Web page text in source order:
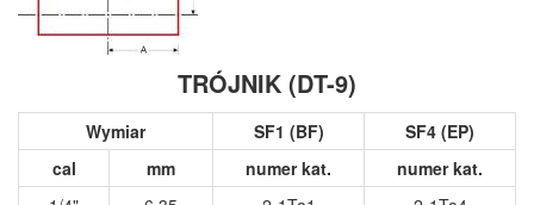
TRÓJNIK (DT-9)
Wymiar SF1 (BF)
SF4 (EP)
cal
mm numer kat.
numer kat.